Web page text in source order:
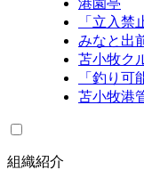
港園亭
「立入禁
みなと出
苫小牧ク
「釣り可
苫小牧港
組織紹介